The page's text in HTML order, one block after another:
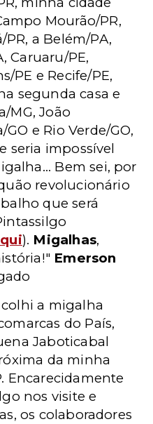
Mourão/PR,
a Belém/PA,
Caruaru/PE,
PE e Recife/PE,
segunda casa e
MG, João
e Rio Verde/GO,
seria impossível
Bem sei, por
revolucionário
que será
). Migalhas,
Emerson
a migalha
do País,
Jaboticabal
da minha
Encarecidamente
nos visite e
os colaboradores